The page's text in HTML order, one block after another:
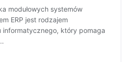
modułowych systemów
ERP jest rodzajem
informatycznego, który pomaga